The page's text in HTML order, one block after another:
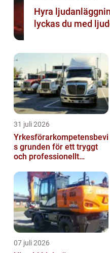
Hyra
lyckas du med
31 juli 2026
Yrkesförarkompetensbevi
s grunden för ett tryggt
och professionellt
07 juli 2026